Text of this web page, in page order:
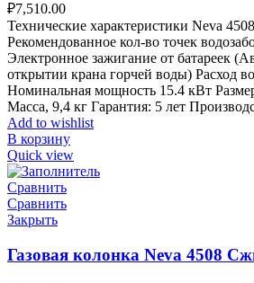
₽7,510.00
Технические характеристики Neva
Рекомендованное кол-во точек
Электронное зажигание от батареек
открытии крана горчей воды) Расход
Номинальная мощность 15.4 кВт
Масса, 9,4 кг Гарантия: 5 лет
Add to wishlist
В корзину
Quick view
Сравнить
Сравнить
Закрыть
Газовая колонка Neva 4508